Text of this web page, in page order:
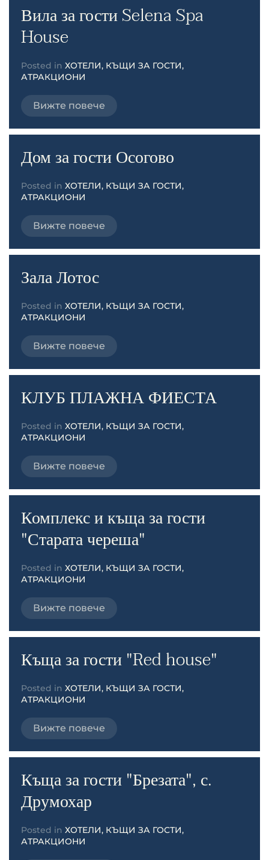
Вила за гости Selena Spa
House
Posted in ХОТЕЛИ, КЪЩИ ЗА ГОСТИ,
АТРАКЦИОНИ
Вижте повече
Дом за гости Осогово
Posted in ХОТЕЛИ, КЪЩИ ЗА ГОСТИ,
АТРАКЦИОНИ
Вижте повече
Зала Лотос
Posted in ХОТЕЛИ, КЪЩИ ЗА ГОСТИ,
АТРАКЦИОНИ
Вижте повече
КЛУБ ПЛАЖНА ФИЕСТА
Posted in ХОТЕЛИ, КЪЩИ ЗА ГОСТИ,
АТРАКЦИОНИ
Вижте повече
Комплекс и къща за гости
"Старата череша"
Posted in ХОТЕЛИ, КЪЩИ ЗА ГОСТИ,
АТРАКЦИОНИ
Вижте повече
Къща за гости "Red house"
Posted in ХОТЕЛИ, КЪЩИ ЗА ГОСТИ,
АТРАКЦИОНИ
Вижте повече
Къща за гости "Брезата", с.
Друмохар
Posted in ХОТЕЛИ, КЪЩИ ЗА ГОСТИ,
АТРАКЦИОНИ